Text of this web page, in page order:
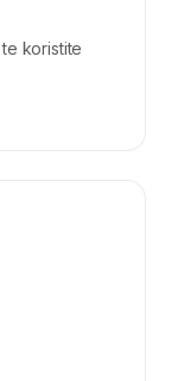
te koristite